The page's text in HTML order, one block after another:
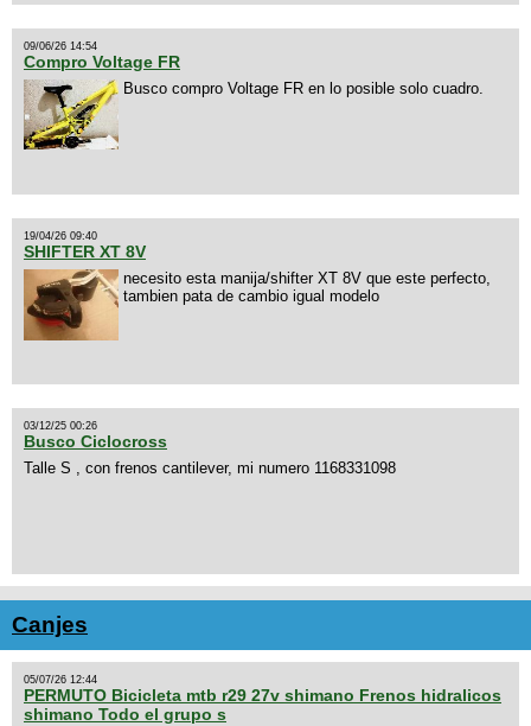
09/06/26 14:54
Compro Voltage FR
Busco compro Voltage FR en lo posible solo cuadro.
19/04/26 09:40
SHIFTER XT 8V
necesito esta manija/shifter XT 8V que este perfecto,
tambien pata de cambio igual modelo
03/12/25 00:26
Busco Ciclocross
Talle S , con frenos cantilever, mi numero 1168331098
Canjes
05/07/26 12:44
PERMUTO Bicicleta mtb r29 27v shimano Frenos hidralicos
shimano Todo el grupo s